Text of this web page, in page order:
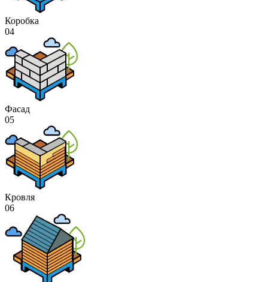
Коробка
04
Фасад
05
Кровля
06